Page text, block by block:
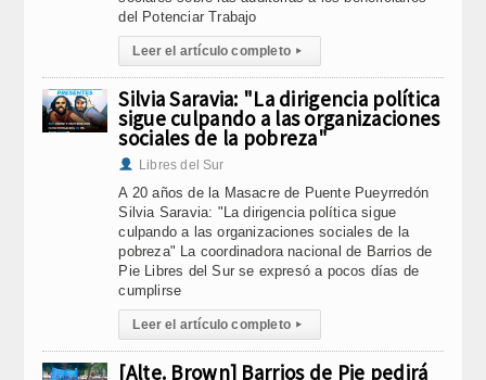
del Potenciar Trabajo
Leer el artículo completo ▸
Silvia Saravia: "La dirigencia política
sigue culpando a las organizaciones
sociales de la pobreza"
Libres del Sur
A 20 años de la Masacre de Puente Pueyrredón
Silvia Saravia: "La dirigencia política sigue
culpando a las organizaciones sociales de la
pobreza" La coordinadora nacional de Barrios de
Pie Libres del Sur se expresó a pocos días de
cumplirse
Leer el artículo completo ▸
[Alte. Brown] Barrios de Pie pedirá